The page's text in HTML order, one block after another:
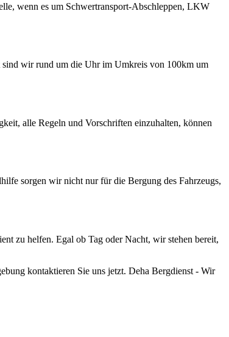
wenn es um Schwertransport-Abschleppen, LKW
wir rund um die Uhr im Umkreis von 100km um
alle Regeln und Vorschriften einzuhalten, können
sorgen wir nicht nur für die Bergung des Fahrzeugs,
zu helfen. Egal ob Tag oder Nacht, wir stehen bereit,
kontaktieren Sie uns jetzt. Deha Bergdienst - Wir